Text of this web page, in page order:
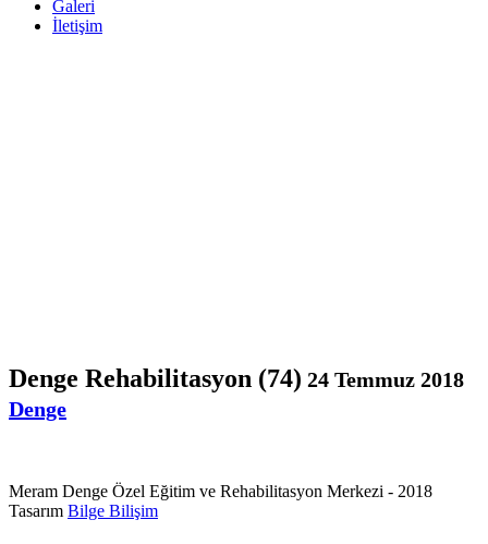
Galeri
İletişim
Denge Rehabilitasyon (74) 24 Temmuz 2018
Denge
Meram Denge Özel Eğitim ve Rehabilitasyon Merkezi - 2018
Tasarım Bilge Bilişim